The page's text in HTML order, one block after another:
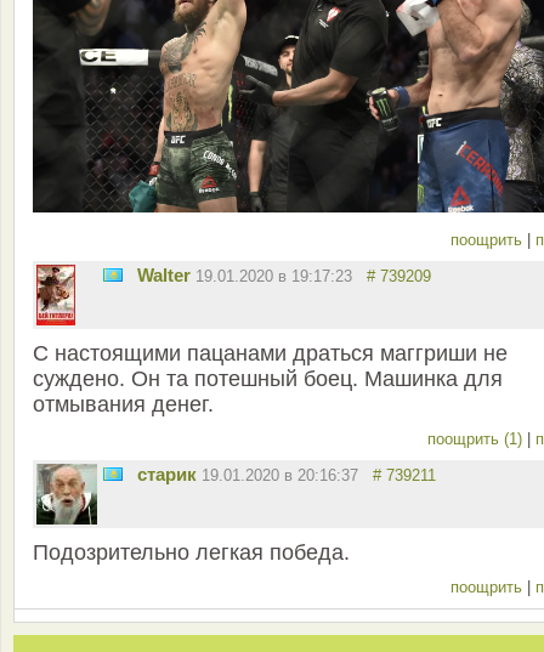
поощрить
Walter 19.01.2020 в 19:17:23 # 739209
С настоящими пацанами драться маггриши не
суждено. Он та потешный боец. Машинка для
отмывания денег.
поощрить (1)
старик 19.01.2020 в 20:16:37 # 739211
Подозрительно легкая победа.
поощрить